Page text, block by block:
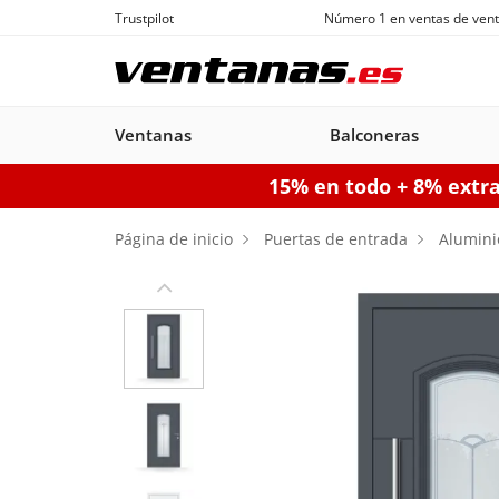
Trustpilot Número 1 en ventas de
Ventanas
Ventanas
PVC
Ventanas
Balconeras
Balconeras PVC Balconeras Aluminio
Configurador balconeras
Puertas acorazadas
Puertas de garaje seccionales
15% en todo + 8%
Página de inicio Puertas de entrada